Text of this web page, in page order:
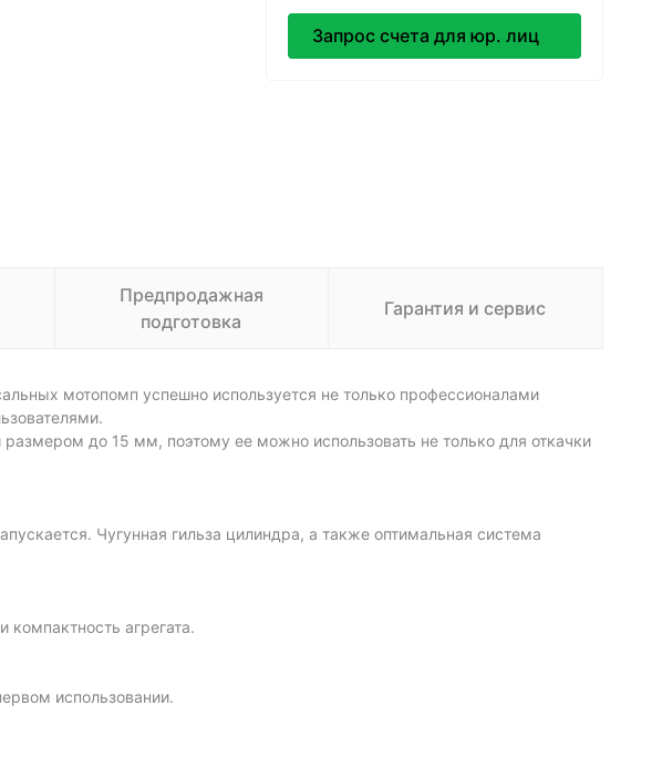
Запрос счета для юр. лиц
Предпродажная
подготовка
Гарантия и сервис
мотопомп успешно используется не только профессионалами
до 15 мм, поэтому ее можно использовать не только для откачки
Чугунная гильза цилиндра, а также оптимальная система
агрегата.
использовании.